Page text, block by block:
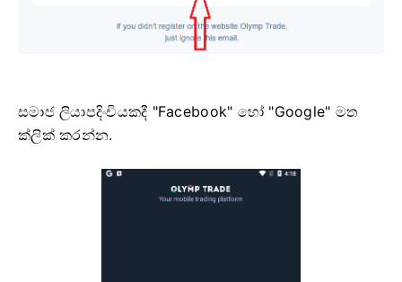
සමාජ ලියාපදිංචියකදී "Facebook" හෝ "Google" මත
ක්ලික් කරන්න.